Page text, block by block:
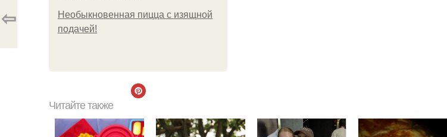
Необыкновенная пицца с изящной
подачей!
⇦
Читайте также